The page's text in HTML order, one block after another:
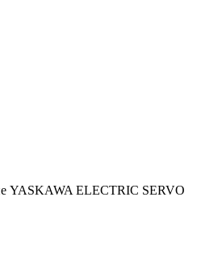
YASKAWA ELECTRIC SERVO